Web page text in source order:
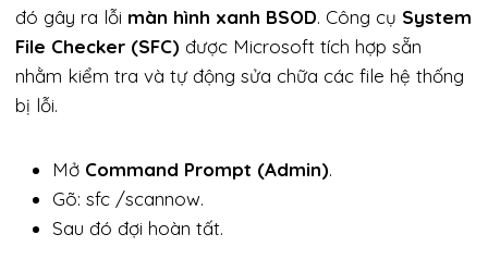
đó gây ra lỗi màn hình xanh BSOD. Công cụ System
File Checker (SFC) được Microsoft tích hợp sẵn
nhằm kiểm tra và tự động sửa chữa các file hệ thống
bị lỗi.
Mở Command Prompt (Admin).
Gõ: sfc /scannow.
Sau đó đợi hoàn tất.